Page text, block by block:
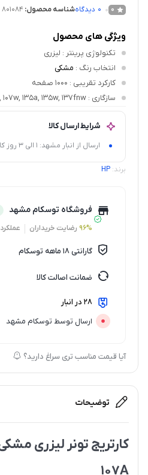
0
0 دیدگاهشناسه محصول: 801084
ویژگی های محصول
تکنولوژی پرینتر : لیزری
انتخاب رنگ : مشکی
کارکرد تقریبی : 1000 صفحه
سازگاری : 107A, ۱۰۷w, ۱۳۵a, ۱۳۵w, ۱۳۷fnw
شرایط ارسال کالا
ارسال از انبار مشهد: 1 الی 3 روز کاری
برند: HP
فروشگاه توسکام مشهد
96% رضایت خریداران عملکرد
گارانتی 18 ماهه توسکام
ضمانت اصالت کالا
28 در انبار
ارسال توسط توسکام مشهد
آیا قیمت مناسب تری سراغ دارید؟
توضیحات
107A